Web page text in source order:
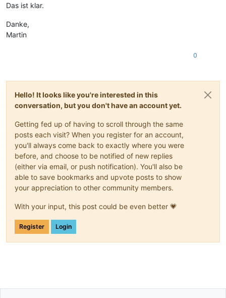
Das ist klar.
Danke,
Martin
0
Hello! It looks like you're interested in this
conversation, but you don't have an account yet.
Getting fed up of having to scroll through the same
posts each visit? When you register for an account,
you'll always come back to exactly where you were
before, and choose to be notified of new replies
(either via email, or push notification). You'll also be
able to save bookmarks and upvote posts to show
your appreciation to other community members.
With your input, this post could be even better 💗
Register Login